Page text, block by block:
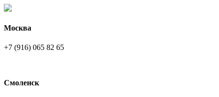
Москва
+7 (916) 065 82 65
Смоленск